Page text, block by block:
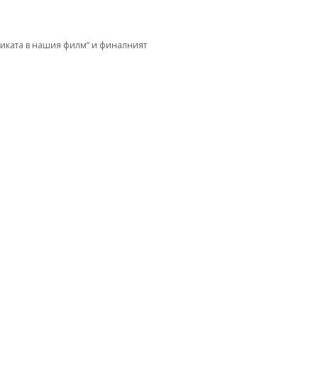
в нашия филм“ и финалният